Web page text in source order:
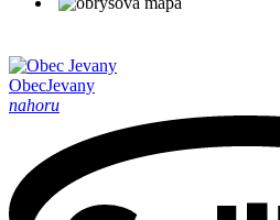
ObecJevany
nahoru